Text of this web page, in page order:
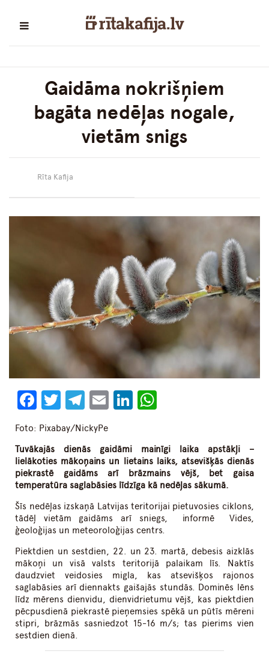
Gaidāma nokrišņiem
bagāta nedēļas nogale,
vietām snigs
Rīta Kafija
Facebook
Twitter
Telegram
EmailLinkedIn
Foto: Pixabay/NickyPe
Tuvākajās dienās gaidāmi mainīgi laika apstākļi –
lielākoties mākoņains un lietains laiks, atsevišķās dienās
piekrastē gaidāms arī brāzmains vējš, bet gaisa
temperatūra saglabāsies līdzīga kā nedēļas sākumā.
Šīs nedēļas izskaņā Latvijas teritorijai pietuvosies ciklons,
tādēļ vietām gaidāms arī sniegs, informē Vides,
ģeoloģijas un meteoroloģijas centrs.
Piektdien un sestdien, 22. un 23. martā, debesis aizklās
mākoņi un visā valsts teritorijā palaikam līs. Naktīs
daudzviet veidosies migla, kas atsevišķos rajonos
saglabāsies arī diennakts gaišajās stundās. Dominēs lēns
līdz mērens dienvidu, dienvidrietumu vējš, kas piektdien
pēcpusdienā piekrastē pieņemsies spēkā un pūtīs mēreni
stipri, brāzmās sasniedzot 15-16 m/s; tas pierims vien
sestdien dienā.